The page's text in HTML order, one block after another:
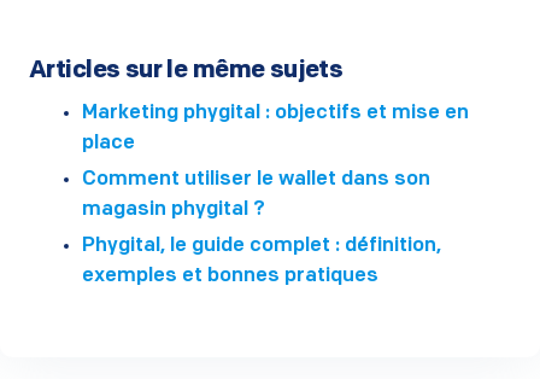
Articles sur le même sujets
Marketing phygital : objectifs et mise en
place
Comment utiliser le wallet dans son
magasin phygital ?
Phygital, le guide complet : définition,
exemples et bonnes pratiques